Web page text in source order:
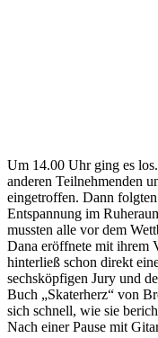
Um 14.00 Uhr ging es
anderen Teilnehmenden
eingetroffen. Dann
Entspannung im
mussten alle vor dem
Dana eröffnete mit ihrem
hinterließ schon direkt
sechsköpfigen Jury und
Buch „Skaterherz“ von
sich schnell, wie sie
Nach einer Pause mit